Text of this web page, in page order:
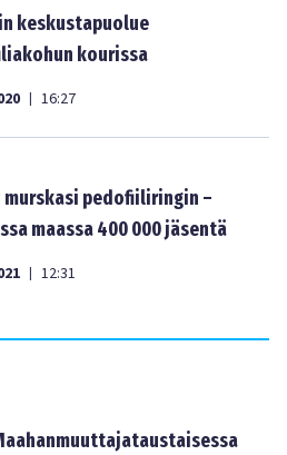
keskustapuolue
kourissa
| 16:27
pedofiiliringin –
maassa 400 000 jäsentä
| 12:31